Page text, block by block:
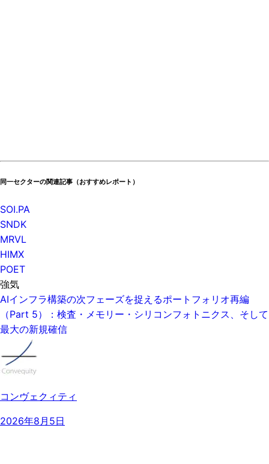
同一セクターの関連記事（おすすめレポート）
SOI.PA
SNDK
MRVL
HIMX
POET
強気
AIインフラ構築の次フェーズを捉えるポートフォリオ再編
（Part 5）：検査・メモリー・シリコンフォトニクス、そして
最大の新規確信
コンヴェクィティ
2026年8月5日